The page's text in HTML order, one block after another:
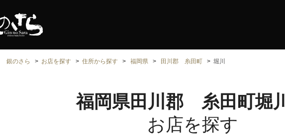
銀のさら お店を探す 住所から探す 福岡県 田川郡 糸田町 堀川
福岡県田川郡 糸田町堀川
お店を探す